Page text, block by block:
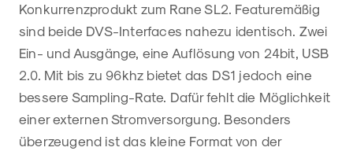
Konkurrenzprodukt zum Rane SL2. Featuremäßig
sind beide DVS-Interfaces nahezu identisch. Zwei
Ein- und Ausgänge, eine Auflösung von 24bit, USB
2.0. Mit bis zu 96khz bietet das DS1 jedoch eine
bessere Sampling-Rate. Dafür fehlt die Möglichkeit
einer externen Stromversorgung. Besonders
überzeugend ist das kleine Format von der